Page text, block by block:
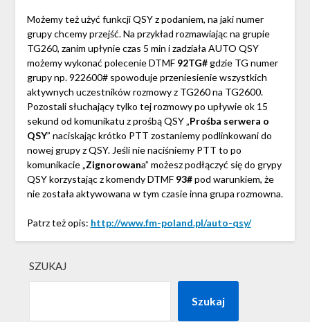
Możemy też użyć funkcji QSY z podaniem, na jaki numer
grupy chcemy przejść. Na przykład rozmawiając na grupie
TG260, zanim upłynie czas 5 min i zadziała AUTO QSY
możemy wykonać polecenie DTMF 92TG#gdzie TG numer
grupy np. 922600# spowoduje przeniesienie wszystkich
aktywnych uczestników rozmowy z TG260 na TG2600.
Pozostali słuchający tylko tej rozmowy po upływie ok 15
sekund od komunikatu z prośbą QSY „Prośba serwera o
QSY” naciskając krótko PTT zostaniemy podlinkowani do
nowej grupy z QSY. Jeśli nie naciśniemy PTT to po
komunikacie „Zignorowana” możesz podłączyć się do grypy
QSY korzystając z komendy DTMF 93#pod warunkiem, że
nie została aktywowana w tym czasie inna grupa rozmowna.
Patrz też opis: http://www.fm-poland.pl/auto-qsy/
SZUKAJ
Szukaj